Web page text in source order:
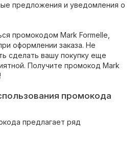
предложения и уведомления о
промокодом Mark Formelle,
оформлении заказа. Не
сделать вашу покупку еще
Получите промокод Mark
промокода
предлагает ряд